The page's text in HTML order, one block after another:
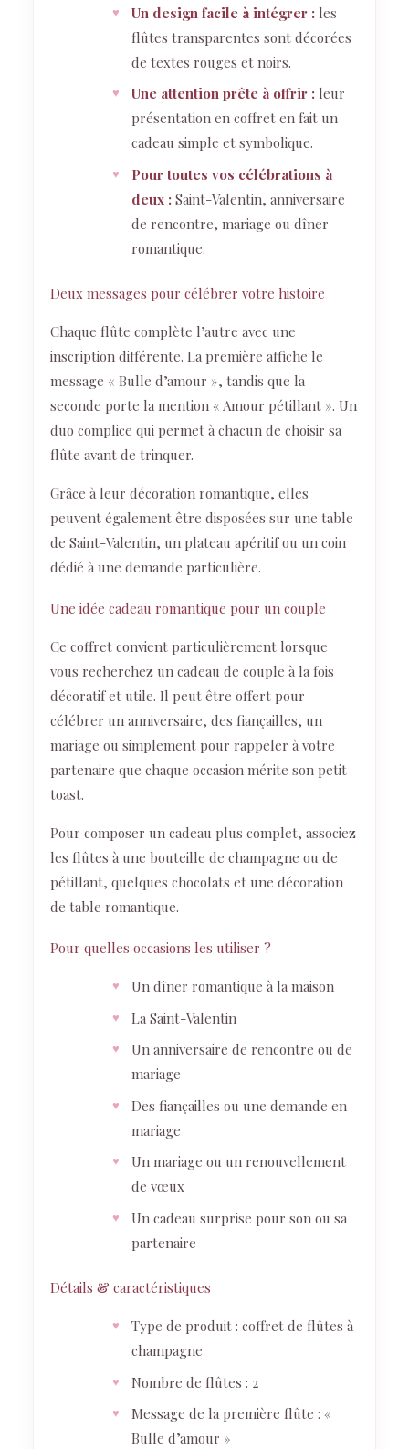
Un design facile à intégrer :les
flûtes transparentes sont décorées
de textes rouges et noirs.
Une attention prête à offrir :leur
présentation en coffret en fait un
cadeau simple et symbolique.
Pour toutes vos célébrations à
deux :Saint-Valentin, anniversaire
de rencontre, mariage ou dîner
romantique.
Deux messages pour célébrer votre histoire
Chaque flûte complète l’autre avec une
inscription différente. La première affiche le
message « Bulle d’amour », tandis que la
seconde porte la mention « Amour pétillant ». Un
duo complice qui permet à chacun de choisir sa
flûte avant de trinquer.
Grâce à leur décoration romantique, elles
peuvent également être disposées sur une table
de Saint-Valentin, un plateau apéritif ou un coin
dédié à une demande particulière.
Une idée cadeau romantique pour un couple
Ce coffret convient particulièrement lorsque
vous recherchez un cadeau de couple à la fois
décoratif et utile. Il peut être offert pour
célébrer un anniversaire, des fiançailles, un
mariage ou simplement pour rappeler à votre
partenaire que chaque occasion mérite son petit
toast.
Pour composer un cadeau plus complet, associez
les flûtes à une bouteille de champagne ou de
pétillant, quelques chocolats et une décoration
de table romantique.
Pour quelles occasions les utiliser ?
Un dîner romantique à la maison
La Saint-Valentin
Un anniversaire de rencontre ou de
mariage
Des fiançailles ou une demande en
mariage
Un mariage ou un renouvellement
de vœux
Un cadeau surprise pour son ou sa
partenaire
Détails & caractéristiques
Type de produit : coffret de flûtes à
champagne
Nombre de flûtes : 2
Message de la première flûte : «
Bulle d’amour »